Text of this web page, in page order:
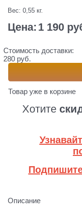
Вес: 0,55 кг.
Цена: 1 190
Стоимость доставки:
280 руб.
Товар уже в корзине
Хотите
Описание